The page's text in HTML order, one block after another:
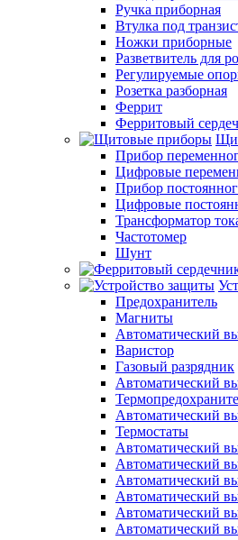
Ручка приборная
Втулка под
Ножки приборные
Разветвитель для
Регулируемые
Розетка разборная
Феррит
Ферритовый
Прибор
Цифровые
Прибор
Цифровые
Трансформатор
Частотомер
Шунт
Предохранитель
Магниты
Автоматический
Варистор
Газовый разрядник
Автоматический
Автоматический
Термостаты
Автоматический
Автоматический
Автоматический
Автоматический
Автоматический
Автоматический